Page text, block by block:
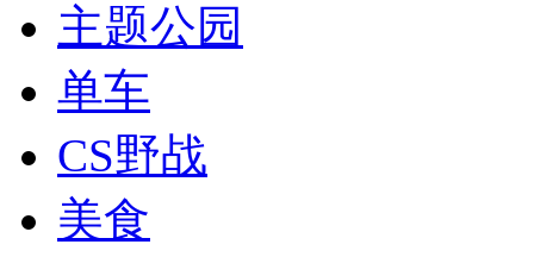
主题公园
单车
CS野战
美食